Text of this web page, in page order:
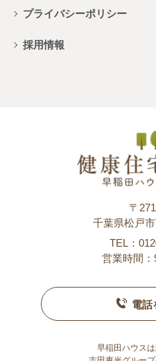
プライバシーポリシー
採用情報
〒
千葉県松戸
TEL：
営業時間：
電話
早稲田ハウスは